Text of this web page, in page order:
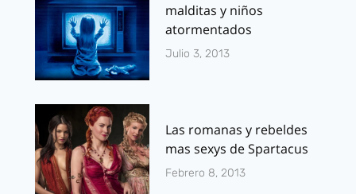
malditas y niños
atormentados
Julio 3, 2013
Las romanas y rebeldes
mas sexys de Spartacus
Febrero 8, 2013